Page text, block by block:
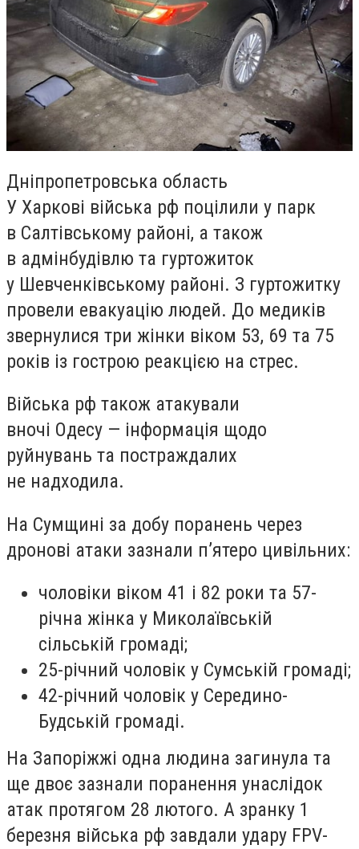
Дніпропетровська область
У Харкові війська рф поцілили у парк
в Салтівському районі, а також
в адмінбудівлю та гуртожиток
у Шевченківському районі. З гуртожитку
провели евакуацію людей. До медиків
звернулися три жінки віком 53, 69 та 75
років із гострою реакцією на стрес.
Війська рф також атакували
вночі Одесу — інформація щодо
руйнувань та постраждалих
не надходила.
На Сумщині за добу поранень через
дронові атаки зазнали пʼятеро цивільних:
чоловіки віком 41 і 82 роки та 57-
річна жінка у Миколаївській
сільській громаді;
25-річний чоловік у Сумській громаді;
42-річний чоловік у Середино-
Будській громаді.
На Запоріжжі одна людина загинула та
ще двоє зазнали поранення унаслідок
атак протягом 28 лютого. А зранку 1
березня війська рф завдали удару FPV-